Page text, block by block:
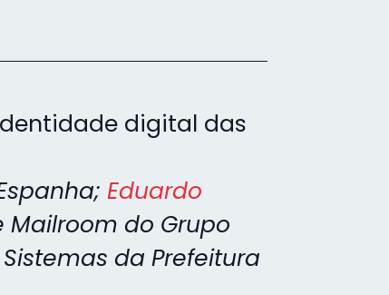
digital das
; Eduardo
Mailroom do Grupo
da Prefeitura